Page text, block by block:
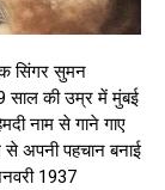
सिंगर सुमन
साल की उम्र में मुंबई
नाम से गाने गाए
अपनी पहचान बनाई
1937